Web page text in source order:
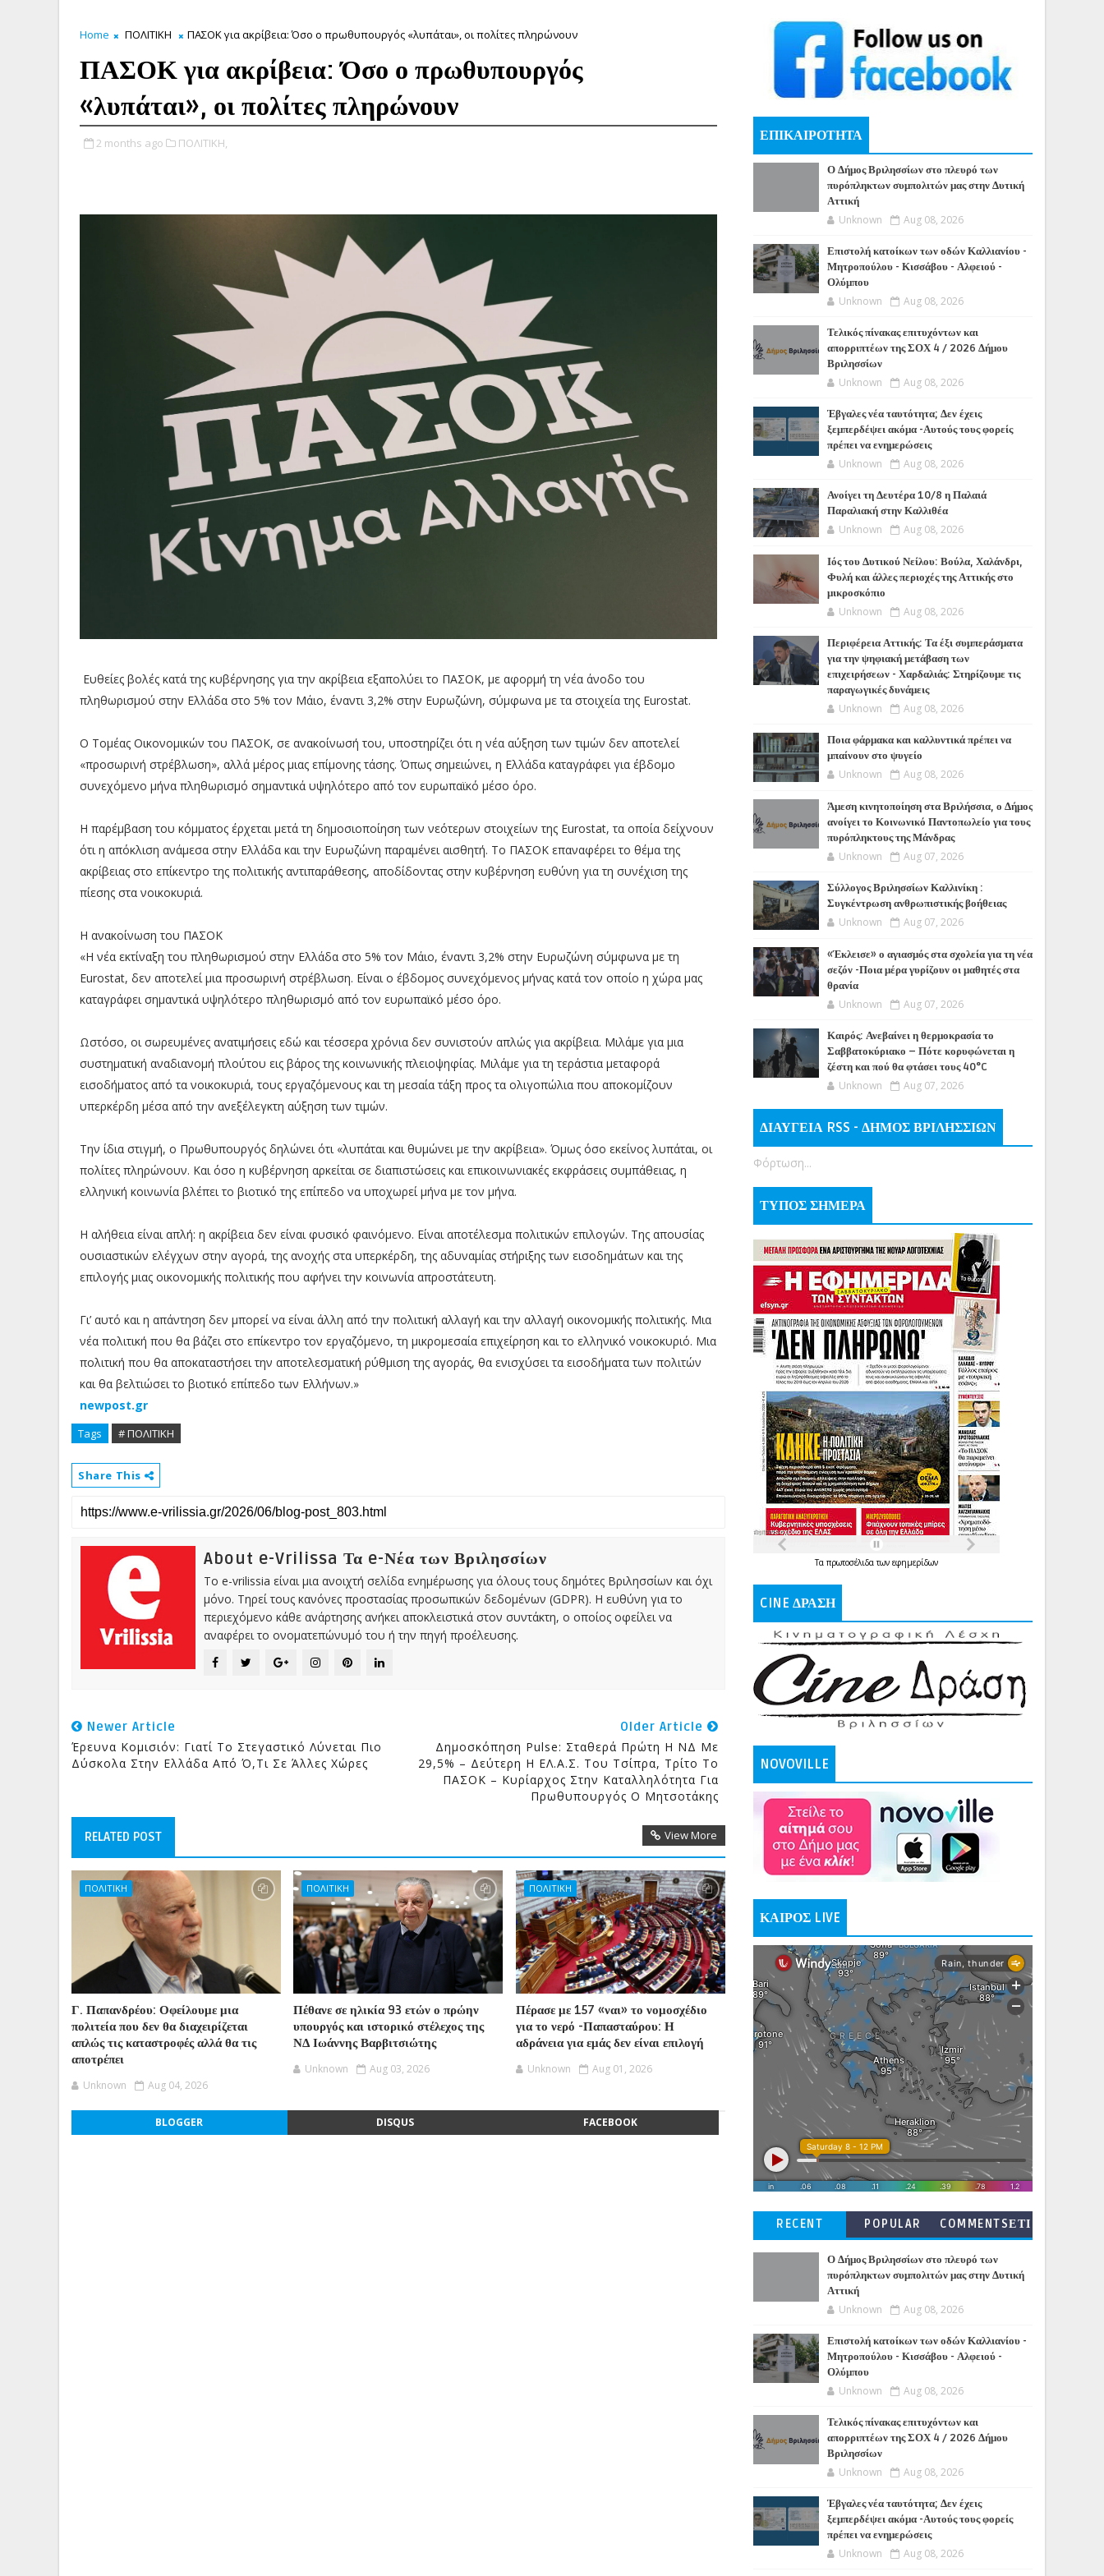
Home ΠΟΛΙΤΙΚΗ ΠΑΣΟΚ για ακρίβεια: Όσο ο πρωθυπουργός «λυπάται», οι πολίτες πληρώνουν
ΠΑΣΟΚ για ακρίβεια: Όσο ο πρωθυπουργός
«λυπάται», οι πολίτες πληρώνουν
2 months ago ΠΟΛΙΤΙΚΗ,
Ευθείες βολές κατά της κυβέρνησης για την ακρίβεια εξαπολύει το ΠΑΣΟΚ, με αφορμή τη νέα άνοδο του
πληθωρισμού στην Ελλάδα στο 5% τον Μάιο, έναντι 3,2% στην Ευρωζώνη, σύμφωνα με τα στοιχεία της Eurostat.
Ο Τομέας Οικονομικών του ΠΑΣΟΚ, σε ανακοίνωσή του, υποστηρίζει ότι η νέα αύξηση των τιμών δεν αποτελεί
«προσωρινή στρέβλωση», αλλά μέρος μιας επίμονης τάσης. Όπως σημειώνει, η Ελλάδα καταγράφει για έβδομο
συνεχόμενο μήνα πληθωρισμό σημαντικά υψηλότερο από τον ευρωπαϊκό μέσο όρο.
Η παρέμβαση του κόμματος έρχεται μετά τη δημοσιοποίηση των νεότερων στοιχείων της Eurostat, τα οποία δείχνουν
ότι η απόκλιση ανάμεσα στην Ελλάδα και την Ευρωζώνη παραμένει αισθητή. Το ΠΑΣΟΚ επαναφέρει το θέμα της
ακρίβειας στο επίκεντρο της πολιτικής αντιπαράθεσης, αποδίδοντας στην κυβέρνηση ευθύνη για τη συνέχιση της
πίεσης στα νοικοκυριά.
Η ανακοίνωση του ΠΑΣΟΚ
«Η νέα εκτίναξη του πληθωρισμού στην Ελλάδα στο 5% τον Μάιο, έναντι 3,2% στην Ευρωζώνη σύμφωνα με τη
Eurostat, δεν αποτελεί μια προσωρινή στρέβλωση. Είναι ο έβδομος συνεχόμενος μήνας κατά τον οποίο η χώρα μας
καταγράφει σημαντικά υψηλότερο πληθωρισμό από τον ευρωπαϊκό μέσο όρο.
Ωστόσο, οι σωρευμένες ανατιμήσεις εδώ και τέσσερα χρόνια δεν συνιστούν απλώς για ακρίβεια. Μιλάμε για μια
συστηματική αναδιανομή πλούτου εις βάρος της κοινωνικής πλειοψηφίας. Μιλάμε για τη τεράστια μεταφορά
εισοδήματος από τα νοικοκυριά, τους εργαζόμενους και τη μεσαία τάξη προς τα ολιγοπώλια που αποκομίζουν
υπερκέρδη μέσα από την ανεξέλεγκτη αύξηση των τιμών.
Την ίδια στιγμή, ο Πρωθυπουργός δηλώνει ότι «λυπάται και θυμώνει με την ακρίβεια». Όμως όσο εκείνος λυπάται, οι
πολίτες πληρώνουν. Και όσο η κυβέρνηση αρκείται σε διαπιστώσεις και επικοινωνιακές εκφράσεις συμπάθειας, η
ελληνική κοινωνία βλέπει το βιοτικό της επίπεδο να υποχωρεί μήνα με τον μήνα.
Η αλήθεια είναι απλή: η ακρίβεια δεν είναι φυσικό φαινόμενο. Είναι αποτέλεσμα πολιτικών επιλογών. Της απουσίας
ουσιαστικών ελέγχων στην αγορά, της ανοχής στα υπερκέρδη, της αδυναμίας στήριξης των εισοδημάτων και της
επιλογής μιας οικονομικής πολιτικής που αφήνει την κοινωνία απροστάτευτη.
Γι’ αυτό και η απάντηση δεν μπορεί να είναι άλλη από την πολιτική αλλαγή και την αλλαγή οικονομικής πολιτικής. Μια
νέα πολιτική που θα βάζει στο επίκεντρο τον εργαζόμενο, τη μικρομεσαία επιχείρηση και το ελληνικό νοικοκυριό. Μια
πολιτική που θα αποκαταστήσει την αποτελεσματική ρύθμιση της αγοράς, θα ενισχύσει τα εισοδήματα των πολιτών
και θα βελτιώσει το βιοτικό επίπεδο των Ελλήνων.»
newpost.gr
Tags # ΠΟΛΙΤΙΚΗ
Share This
About e-Vrilissa Τα e-Νέα των Βριλησσίων
Το e-vrilissia είναι μια ανοιχτή σελίδα ενημέρωσης για όλους τους δημότες Βριλησσίων και όχι
μόνο. Τηρεί τους κανόνες προστασίας προσωπικών δεδομένων (GDPR). Η ευθύνη για το
περιεχόμενο κάθε ανάρτησης ανήκει αποκλειστικά στον συντάκτη, ο οποίος οφείλει να
αναφέρει το ονοματεπώνυμό του ή την πηγή προέλευσης.
Newer Article
Έρευνα Κομισιόν: Γιατί Το Στεγαστικό Λύνεται Πιο
Δύσκολα Στην Ελλάδα Από Ό,τι Σε Άλλες Χώρες
Older Article
Δημοσκόπηση Pulse: Σταθερά Πρώτη Η ΝΔ Με
29,5% – Δεύτερη Η ΕΛ.Α.Σ. Του Τσίπρα, Τρίτο Το
ΠΑΣΟΚ – Κυρίαρχος Στην Καταλληλότητα Για
Πρωθυπουργός Ο Μητσοτάκης
RELATED POST View More
ΠΟΛΙΤΙΚΗ
Γ. Παπανδρέου: Οφείλουμε μια
πολιτεία που δεν θα διαχειρίζεται
απλώς τις καταστροφές αλλά θα τις
αποτρέπει
Unknown Aug 04, 2026
ΠΟΛΙΤΙΚΗ
Πέθανε σε ηλικία 93 ετών ο πρώην
υπουργός και ιστορικό στέλεχος της
ΝΔ Ιωάννης Βαρβιτσιώτης
Unknown Aug 03, 2026
ΠΟΛΙΤΙΚΗ
Πέρασε με 157 «ναι» το νομοσχέδιο
για το νερό -Παπασταύρου: Η
αδράνεια για εμάς δεν είναι επιλογή
Unknown Aug 01, 2026
BLOGGER DISQUS FACEBOOK
ΕΠΙΚΑΙΡΟΤΗΤΑ
Ο Δήμος Βριλησσίων στο πλευρό των
πυρόπληκτων συμπολιτών μας στην Δυτική
Αττική
Unknown Aug 08, 2026
Επιστολή κατοίκων των οδών Καλλιανίου -
Μητροπούλου - Κισσάβου - Αλφειού -
Ολύμπου
Unknown Aug 08, 2026
Τελικός πίνακας επιτυχόντων και
απορριπτέων της ΣΟΧ 4 / 2026 Δήμου
Βριλησσίων
Unknown Aug 08, 2026
Έβγαλες νέα ταυτότητα; Δεν έχεις
ξεμπερδέψει ακόμα -Αυτούς τους φορείς
πρέπει να ενημερώσεις
Unknown Aug 08, 2026
Ανοίγει τη Δευτέρα 10/8 η Παλαιά
Παραλιακή στην Καλλιθέα
Unknown Aug 08, 2026
Ιός του Δυτικού Νείλου: Βούλα, Χαλάνδρι,
Φυλή και άλλες περιοχές της Αττικής στο
μικροσκόπιο
Unknown Aug 08, 2026
Περιφέρεια Αττικής: Τα έξι συμπεράσματα
για την ψηφιακή μετάβαση των
επιχειρήσεων - Χαρδαλιάς: Στηρίζουμε τις
παραγωγικές δυνάμεις
Unknown Aug 08, 2026
Ποια φάρμακα και καλλυντικά πρέπει να
μπαίνουν στο ψυγείο
Unknown Aug 08, 2026
Άμεση κινητοποίηση στα Βριλήσσια, ο Δήμος
ανοίγει το Κοινωνικό Παντοπωλείο για τους
πυρόπληκτους της Μάνδρας
Unknown Aug 07, 2026
Σύλλογος Βριλησσίων Καλλινίκη :
Συγκέντρωση ανθρωπιστικής βοήθειας
Unknown Aug 07, 2026
«Έκλεισε» ο αγιασμός στα σχολεία για τη νέα
σεζόν -Ποια μέρα γυρίζουν οι μαθητές στα
θρανία
Unknown Aug 07, 2026
Καιρός: Ανεβαίνει η θερμοκρασία το
Σαββατοκύριακο – Πότε κορυφώνεται η
ζέστη και πού θα φτάσει τους 40°C
Unknown Aug 07, 2026
ΔΙΑΥΓΕΙΑ RSS - ΔΗΜΟΣ ΒΡΙΛΗΣΣΙΩΝ
Φόρτωση...
ΤΥΠΟΣ ΣΗΜΕΡΑ
Τα πρωτοσέλιδατων εφημερίδων
CINE ΔΡΑΣΗ
NOVOVILLE
ΚΑΙΡΟΣ LIVE
RECENT POPULAR
COMMENTSΕΤΙ
Ο Δήμος Βριλησσίων στο πλευρό των
πυρόπληκτων συμπολιτών μας στην Δυτική
Αττική
Unknown Aug 08, 2026
Επιστολή κατοίκων των οδών Καλλιανίου -
Μητροπούλου - Κισσάβου - Αλφειού -
Ολύμπου
Unknown Aug 08, 2026
Τελικός πίνακας επιτυχόντων και
απορριπτέων της ΣΟΧ 4 / 2026 Δήμου
Βριλησσίων
Unknown Aug 08, 2026
Έβγαλες νέα ταυτότητα; Δεν έχεις
ξεμπερδέψει ακόμα -Αυτούς τους φορείς
πρέπει να ενημερώσεις
Unknown Aug 08, 2026